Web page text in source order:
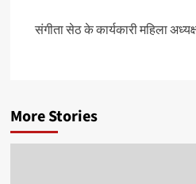
संगीता सेठ के कार्यकारी महिला
More Stories